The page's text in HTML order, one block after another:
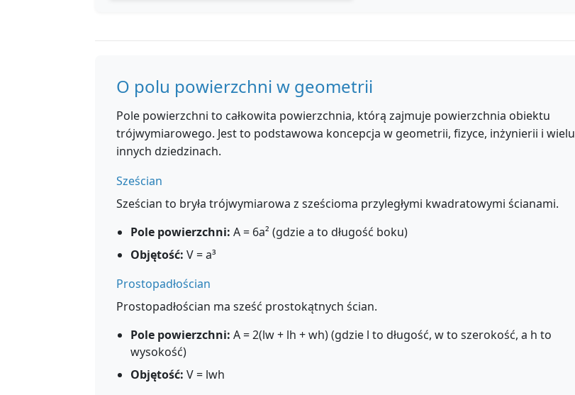
O polu powierzchni w geometrii
Pole powierzchni to całkowita powierzchnia, którą zajmuje powierzchnia obiektu
trójwymiarowego. Jest to podstawowa koncepcja w geometrii, fizyce, inżynierii i wielu
innych dziedzinach.
Sześcian
Sześcian to bryła trójwymiarowa z sześcioma przyległymi kwadratowymi ścianami.
Pole powierzchni: A = 6a² (gdzie a to długość boku)
Objętość: V = a³
Prostopadłościan
Prostopadłościan ma sześć prostokątnych ścian.
Pole powierzchni: A = 2(lw + lh + wh) (gdzie l to długość, w to szerokość, a h to
wysokość)
Objętość: V = lwh